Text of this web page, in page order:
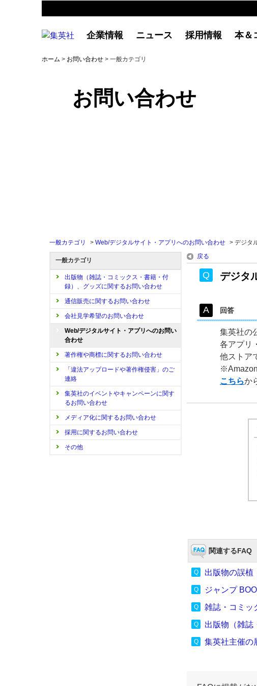
企業情報 ニュース 採用情報 本＆
ホーム > お問い合わせ > 一般カテゴリ
お問い合わせ
一般カテゴリ > Web/デジタルサイト・アプリへのお問い合わせ > デジタ
一般カテゴリ
出版物（雑誌・コミックス・書籍・付
録）、グッズに関するお問い合わせ
通信販売に関するお問い合わせ
会社見学希望のお問い合わせ
Web/デジタルサイト・アプリへのお問い
合わせ
著作権や商標に関するお問い合わせ
「違法アップロードや著作権侵害」のご
連絡
集英社のイベントやキャンペーンに関す
るお問い合わせ
メディア化に関するお問い合わせ
採用に関するお問い合わせ
その他
戻る
デジタ
回答
集英社の
各アプリ
他ストア
こちらか
関連するFAQ
出版物の誤植
ジャンプ
雑誌・コミッ
出版物（雑誌
集英社主催の